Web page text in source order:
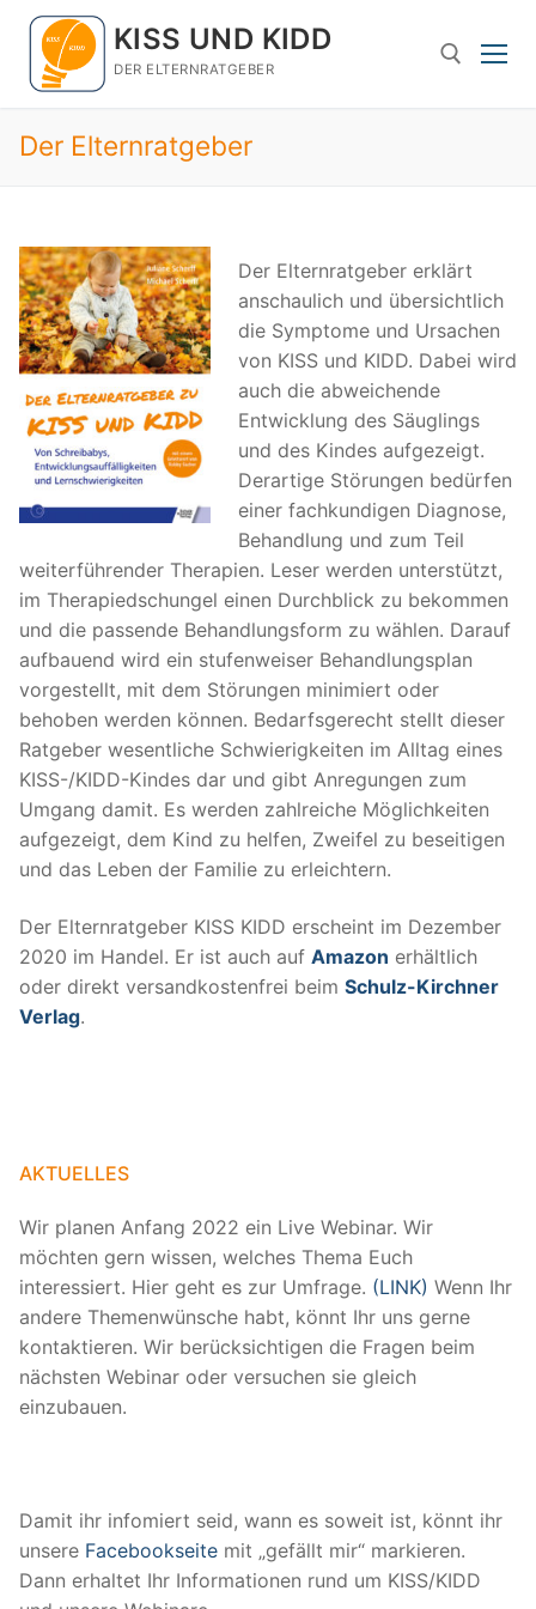
Zum
Inhalt
springen
KISS UND KIDD
DER ELTERNRATGEBER
Suchen nach:
Der Elternratgeber
Der Elternratgeber erklärt
anschaulich und übersichtlich
die Symptome und Ursachen
von KISS und KIDD. Dabei wird
auch die abweichende
Entwicklung des Säuglings
und des Kindes aufgezeigt.
Derartige Störungen bedürfen
einer fachkundigen Diagnose,
Behandlung und zum Teil
weiterführender Therapien. Leser werden unterstützt,
im Therapiedschungel einen Durchblick zu bekommen
und die passende Behandlungsform zu wählen. Darauf
aufbauend wird ein stufenweiser Behandlungsplan
vorgestellt, mit dem Störungen minimiert oder
behoben werden können. Bedarfsgerecht stellt dieser
Ratgeber wesentliche Schwierigkeiten im Alltag eines
KISS-/KIDD-Kindes dar und gibt Anregungen zum
Umgang damit. Es werden zahlreiche Möglichkeiten
aufgezeigt, dem Kind zu helfen, Zweifel zu beseitigen
und das Leben der Familie zu erleichtern.
Der Elternratgeber KISS KIDD erscheint im Dezember
2020 im Handel. Er ist auch auf Amazon erhältlich
oder direkt versandkostenfrei beim Schulz-Kirchner
Verlag.
AKTUELLES
Wir planen Anfang 2022 ein Live Webinar. Wir
möchten gern wissen, welches Thema Euch
interessiert. Hier geht es zur Umfrage. (LINK) Wenn Ihr
andere Themenwünsche habt, könnt Ihr uns gerne
kontaktieren. Wir berücksichtigen die Fragen beim
nächsten Webinar oder versuchen sie gleich
einzubauen.
Damit ihr infomiert seid, wann es soweit ist, könnt ihr
unsere Facebookseite mit „gefällt mir“ markieren.
Dann erhaltet Ihr Informationen rund um KISS/KIDD